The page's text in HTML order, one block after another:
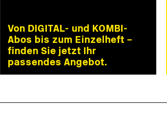
Von DIGITAL- und KOMBI-
Abos bis zum Einzelheft –
finden Sie jetzt Ihr
passendes Angebot.